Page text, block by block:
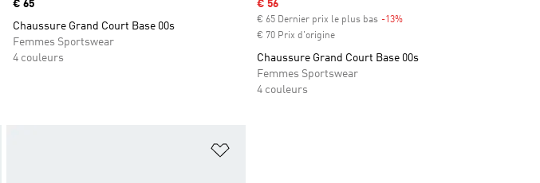
Prix
€ 65
Chaussure Grand Court Base 00s
Femmes Sportswear
4 couleurs
Prix soldé
€ 56
€ 65 Dernier prix le plus bas -13%Rabais
€ 70 Prix d'origine
Chaussure Grand Court Base 00s
Femmes Sportswear
4 couleurs